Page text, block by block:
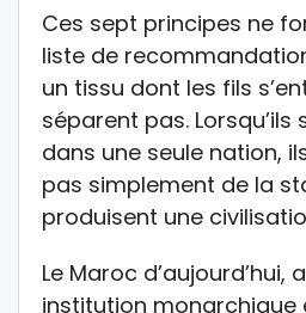
Ces sept principes ne
liste de
un tissu dont les fils
séparent pas. Lorsqu’ils
dans une seule nation,
pas simplement de la
produisent une
Le Maroc d’aujourd’hui,
institution monarchique